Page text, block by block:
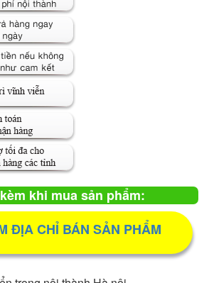
khi mua sản phẩm:
ĐỊA CHỈ BÁN SẢN PHẨM